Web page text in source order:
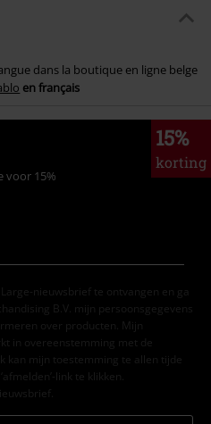
dans la boutique en ligne belge
en français
15%
korting
voor 15%
nieuwsbrief te ontvangen en ga
B.V. mijn persoonsgegevens
over producten. Mijn
in overeenstemming met de
. Ik kan mijn toestemming te allen tijde
link te klikken.